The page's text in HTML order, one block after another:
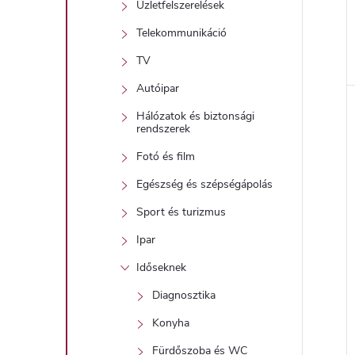
Üzletfelszerelések
Telekommunikáció
TV
Autóipar
Hálózatok és biztonsági
rendszerek
Fotó és film
Egészség és szépségápolás
Sport és turizmus
Ipar
Időseknek
Diagnosztika
Konyha
Fürdőszoba és WC
l